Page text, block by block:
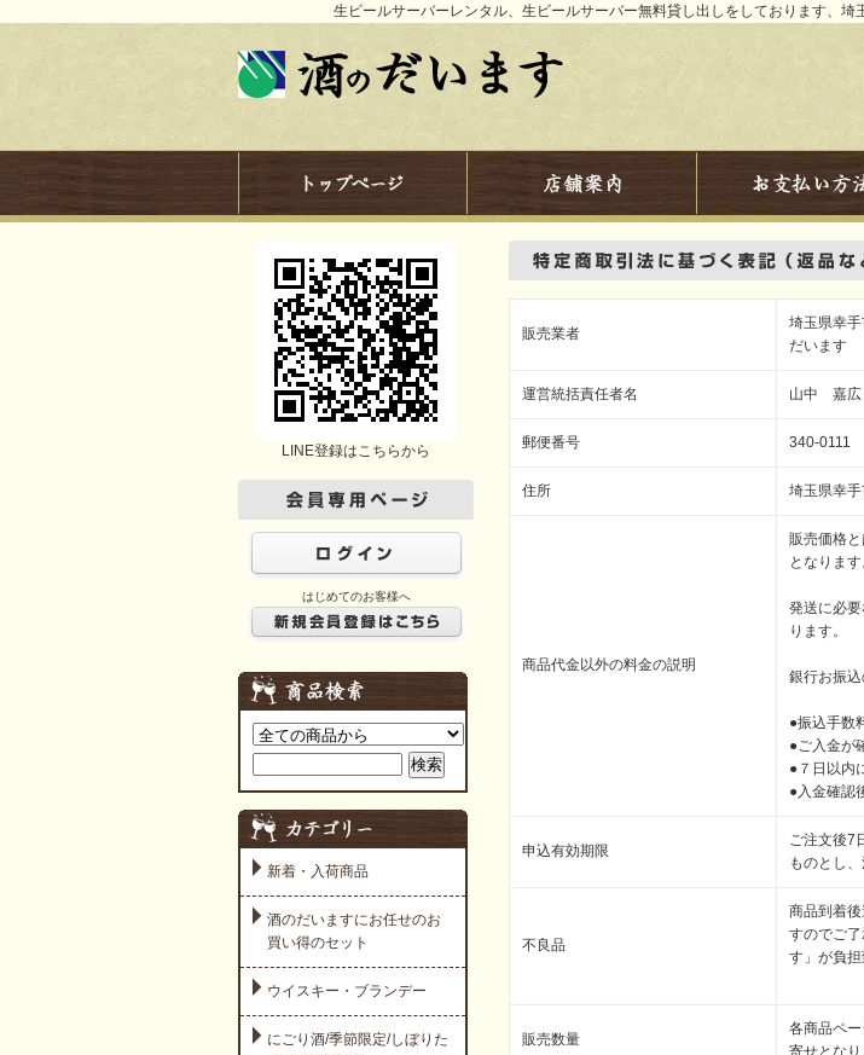
生ビールサーバーレンタル、生ビールサーバー無料貸し出しをしております、埼
LINE登録はこちらから
はじめてのお客様へ
新着・入荷商品
酒のだいますにお任せのお
買い得のセット
ウイスキー・ブランデー
にごり酒/季節限定/しぼりた
販売業者
埼玉県幸
だいます
運営統括責任者名 山中 嘉広
郵便番号 340-0111
住所 埼玉県幸
商品代金以外の料金の説明
販売価格
となります
発送に必
ります。
銀行お振
●振込手数
●ご入金が
●７日以内
●入金確認
申込有効期限
ご注文後7
ものとし
不良品
商品到着
すのでご
す」が負担
販売数量
各商品ペ
寄せとなり